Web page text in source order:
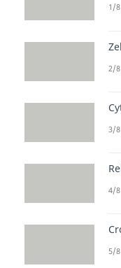
1/
2/
3/
4/
5/